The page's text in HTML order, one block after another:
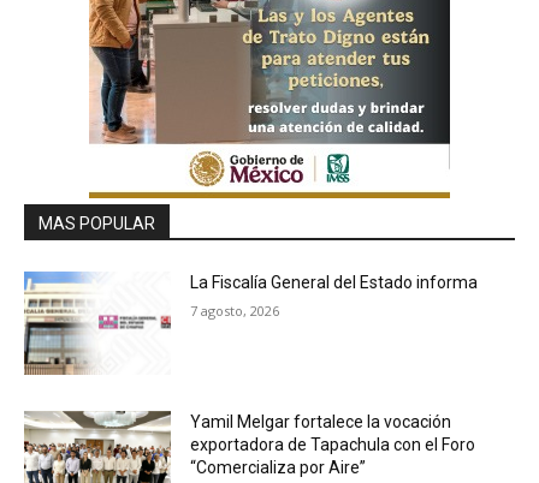
MAS POPULAR
La Fiscalía General del Estado informa
7 agosto, 2026
Yamil Melgar fortalece la vocación
exportadora de Tapachula con el Foro
“Comercializa por Aire”